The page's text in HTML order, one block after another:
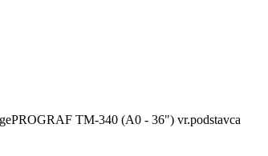
TM-340 (A0 - 36") vr.podstavca